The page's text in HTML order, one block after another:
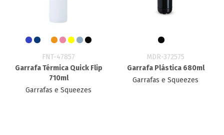
FNT-47857
Garrafa Térmica Quick Flip
710ml
Garrafas e Squeezes
MDR-372575
Garrafa Plástica 680ml
Garrafas e Squeezes